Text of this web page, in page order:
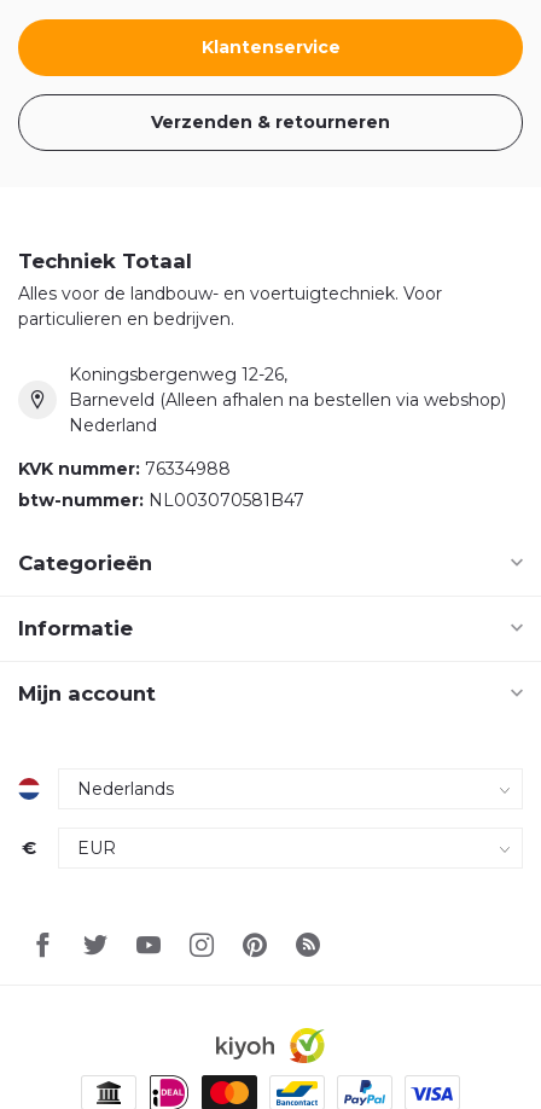
Klantenservice
Verzenden & retourneren
Techniek Totaal
Alles voor de landbouw- en voertuigtechniek. Voor
particulieren en bedrijven.
Koningsbergenweg 12-26,
Barneveld (Alleen afhalen na bestellen via webshop)
Nederland
KVK nummer: 76334988
btw-nummer: NL003070581B47
Categorieën
Informatie
Mijn account
€